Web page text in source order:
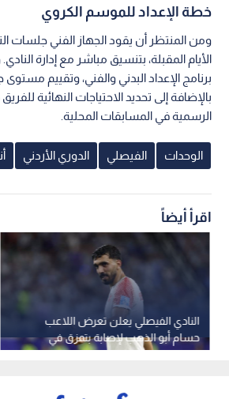
خطة الإعداد للموسم الكروي
ومن المنتظر أن يقود الجهاز الفني جلسات
الأيام المقبلة، بتنسيق مباشر مع إدارة
برنامج الإعداد البدني والفني، وتقييم مستوى
بالإضافة إلى تحديد الاحتياجات النهائية
الرسمية في المسابقات المحلية.
الوحدات الفيصلي الدوري الأردني
اقرأ أيضاً
النادي الفيصلي يعلن تعرض اللاعب
حسام أبو الذهب لإصابة بتمزق في
الفخذ